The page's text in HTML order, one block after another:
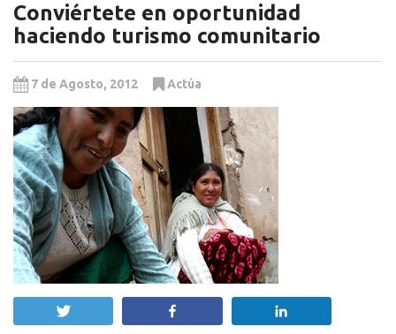
Conviértete en oportunidad
haciendo turismo comunitario
7 de Agosto, 2012 Actúa